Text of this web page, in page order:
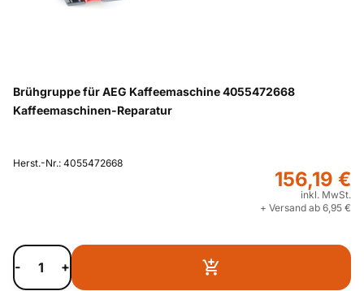
Brühgruppe für AEG Kaffeemaschine 4055472668
Kaffeemaschinen-Reparatur
Herst.-Nr.: 4055472668
156,19 €
inkl. MwSt.
+ Versand ab 6,95 €
- +